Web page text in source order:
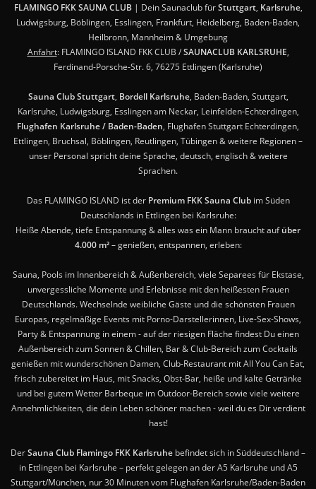
FLAMINGO FKK SAUNA CLUB| Dein Saunaclub fürStuttgart, Karlsruhe,
Ludwigsburg, Böblingen, Esslingen, Frankfurt, Heidelberg, Baden-Baden,
Heilbronn, Mannheim & Umgebung
Anfahrt: FLAMINGO ISLAND FKK CLUB /SAUNACLUB KARLSRUHE,
Ferdinand-Porsche-Str. 6, 76275 Ettlingen (Karlsruhe)
Sauna Club Stuttgart, Bordell Karlsruhe, Baden-Baden, Stuttgart,
Karlsruhe, Ludwigsburg, Esslingen am Neckar, Leinfelden-Echterdingen,
Flughafen Karlsruhe / Baden-Baden, Flughafen Stuttgart Echterdingen,
Ettlingen, Bruchsal, Böblingen, Reutlingen, Tübingen & weitere Regionen –
unser Personal spricht deine Sprache, deutsch, englisch & weitere
Sprachen.
Das FLAMINGO ISLAND ist der Premium FKK Sauna Clubim Süden
Deutschlands in Ettlingen bei Karlsruhe:
Heiße Abende, tiefe Entspannung & alles was ein Mann braucht aufüber
4.000 m²– genießen, entspannen, erleben:
Sauna, Pools im Innenbereich & Außenbereich, viele Separees für Ekstase,
unvergessliche Momente und Erlebnisse mit den heißesten Frauen
Deutschlands. Wechselnde weibliche Gäste und die schönsten Frauen
Europas, regelmäßige Events mit Porno-Darstellerinnen, Live-Sex-Shows,
Party & Entspannung in einem - auf der riesigen Fläche findest Du einen
Außenbereich zum Sonnen & Chillen, Bar & Club-Bereich zum Cocktails
genießen mit wunderschönen Damen, Club-Restaurant mit All You Can Eat,
frisch zubereitet im Haus, mit Snacks, Obst-Bar, heiße und kalte Getränke
und bei gutem Wetter Barbeque im Outdoor-Bereich sowie viele weitere
Annehmlichkeiten, die dein Leben schöner machen - weil du es Dir verdient
hast!
DerSauna Club Flamingo FKK Karlsruhe befindet sich in Süddeutschland –
in Ettlingen bei Karlsruhe – perfekt gelegen an der A5 Karlsruhe und A5
Stuttgart/München, nur 30 Minuten vom Flughafen Karlsruhe/Baden-Baden